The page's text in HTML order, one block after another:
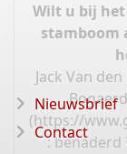
Wilt u bij het
stamboom
Jack Van
(https://
: benaderd
Nieuwsbrief
Contact